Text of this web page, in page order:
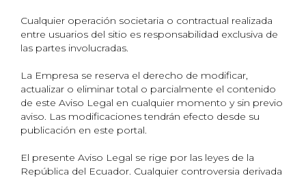
Cualquier operación societaria o contractual realizada
entre usuarios del sitio es responsabilidad exclusiva de
las partes involucradas.
La Empresa se reserva el derecho de modificar,
actualizar o eliminar total o parcialmente el contenido
de este Aviso Legal en cualquier momento y sin previo
aviso. Las modificaciones tendrán efecto desde su
publicación en este portal.
El presente Aviso Legal se rige por las leyes de la
República del Ecuador. Cualquier controversia derivada